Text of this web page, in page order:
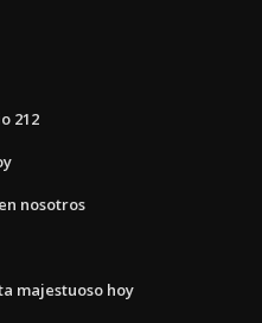
212
nosotros
majestuoso hoy